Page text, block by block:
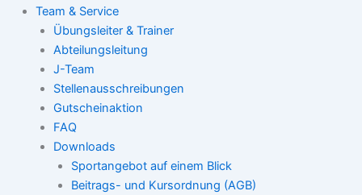
Team & Service
Übungsleiter & Trainer
Abteilungsleitung
J-Team
Stellenausschreibungen
Gutscheinaktion
FAQ
Downloads
Sportangebot auf einem Blick
Beitrags- und Kursordnung (AGB)